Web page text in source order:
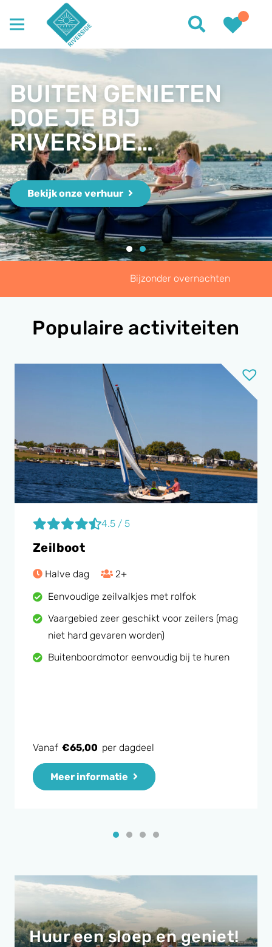
BUITEN GENIETEN
DOE JE BIJ
RIVERSIDE…
Bekijk onze verhuur
Bijzonder overnachten
Populaire activiteiten
4.5 / 5
Zeilboot
Halve dag
2+
Eenvoudige zeilvalkjes met rolfok
Vaargebied zeer geschikt voor zeilers (mag
niet hard gevaren worden)
Buitenboordmotor eenvoudig bij te huren
Vanaf €65,00 per dagdeel
Meer informatie
Huur een sloep en geniet!